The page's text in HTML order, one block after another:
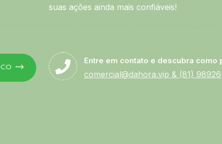
suas ações ainda mais confiáveis!
Entre em contato e descubra como
comercial@dahora.vip & (81)